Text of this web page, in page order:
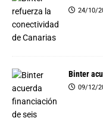
24/10/
Binter
09/12/